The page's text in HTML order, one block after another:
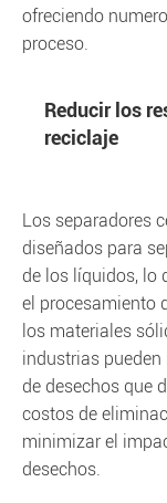
ofreciendo
proceso.
Reducir los
reciclaje
Los separadores
diseñados para
de los líquidos, lo
el procesamiento
los materiales
industrias
de desechos que
costos de
minimizar el
desechos.